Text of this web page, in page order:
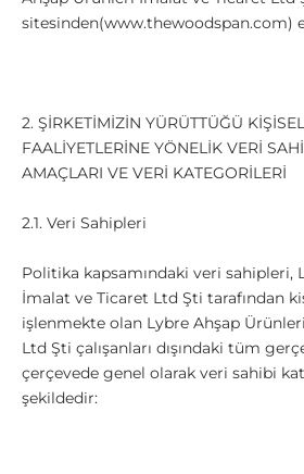
sitesinden(www.thewoodspan.com)
2. ŞİRKETİMİZİN YÜRÜTTÜĞÜ
FAALİYETLERİNE YÖNELİK VERİ
AMAÇLARI VE VERİ KATEGORİLERİ
2.1. Veri Sahipleri
Politika kapsamındaki veri sahipleri,
İmalat ve Ticaret Ltd Şti tarafından
işlenmekte olan Lybre Ahşap
Ltd Şti çalışanları dışındaki tüm
çerçevede genel olarak veri sahibi
şekildedir: